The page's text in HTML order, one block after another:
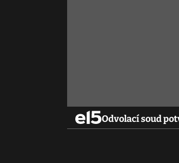
Odvolací soud